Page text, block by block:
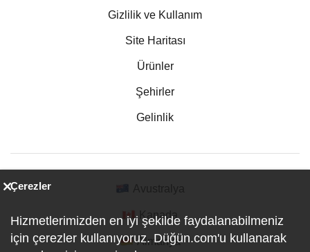
Gizlilik ve Kullanım
Site Haritası
Ürünler
Şehirler
Gelinlik
Kanada
Almanya
Çerezler
Hizmetlerimizden en iyi şekilde faydalanabilmeniz
için çerezler kullanıyoruz. Düğün.com'u kullanarak